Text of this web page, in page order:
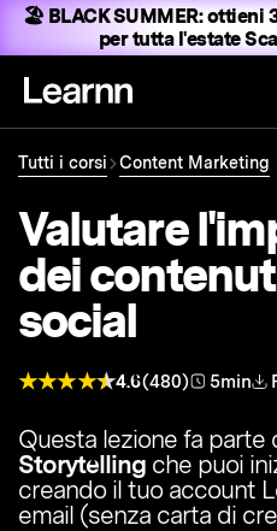
🏖️ BLACK SUMMER:ottieni
per tutta l'estate
Tutti i corsi Content Marketing
Valutare
dei
social
4.6(480) 5min
Questa lezione fa parte
Storytelling che puoi
creando il tuo account
email (senza carta di